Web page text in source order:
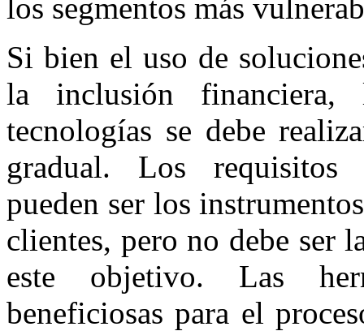
los segmentos más
Si bien el uso de
la inclusión financiera,
tecnologías se debe
gradual. Los requisitos
pueden ser los
clientes, pero no debe ser
este objetivo. Las
beneficiosas para el